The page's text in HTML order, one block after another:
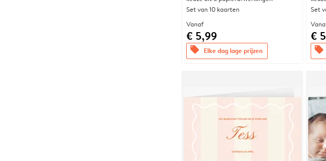
Set van 10 kaarten
Vanaf
€ 5,99
offers Elke dag lage prijzen
Set
€
offers